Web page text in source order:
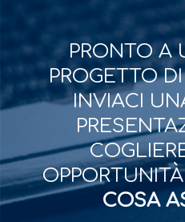
PRONTO A
PROGETTO
INVIACI
COSA